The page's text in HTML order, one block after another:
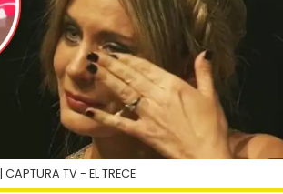
| CAPTURA TV - EL TRECE